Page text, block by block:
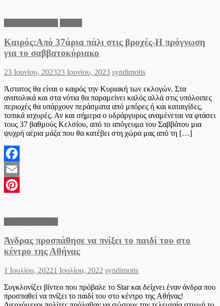
Καιρός:Από 37άρια πάλι στις βροχές-Η πρόγνωση
για το σαββατοκύριακο
Posted
23 Ιουνίου, 202323 Ιουνίου, 2023 Author
syndimotis
Άστατος θα είναι ο καιρός την Κυριακή των εκλογών. Στα
ανατολικά και στα νότια θα παραμείνει καλός αλλά στις υπόλοιπες
περιοχές θα υπάρχουν περάσματα από μπόρες ή και καταιγίδες,
τοπικά ισχυρές. Αν και σήμερα ο υδράργυρος αναμένεται να φτάσει
τους 37 βαθμούς Κελσίου, από το απόγευμα του Σαββάτου μια
ψυχρή αέρια μάζα που θα κατέβει στη χώρα μας από τη […]
Facebook
Email
Άνδρας προσπάθησε να πνίξει το παιδί του στο
κέντρο της Αθήνας
Posted
1 Ιουλίου, 20221 Ιουλίου, 2022 Author
syndimotis
Συγκλονίζει βίντεο που πρόβαλε το Star και δείχνει έναν άνδρα που
προσπαθεί να πνίξει το παιδί του στο κέντρο της Αθήνας!